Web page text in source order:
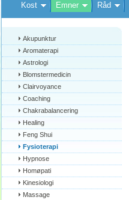
Kost
Emner Råd
Akupunktur
Aromaterapi
Astrologi
Blomstermedicin
Clairvoyance
Coaching
Chakrabalancering
Healing
Feng Shui
Fysioterapi
Hypnose
Homøpati
Kinesiologi
Massage